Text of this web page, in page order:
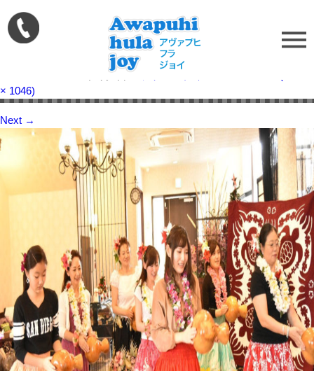
2018年1月5日 in
× 1046)
Next →